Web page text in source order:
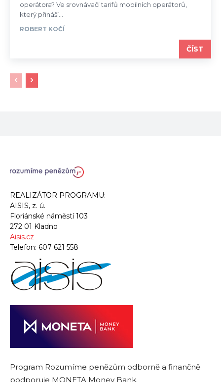
operátora? Ve srovnávači tarifů mobilních operátorů,
který přináší...
ROBERT KOČÍ
ČÍST
REALIZÁTOR PROGRAMU:
AISIS, z. ú.
Floriánské náměstí 103
272 01 Kladno
Aisis.cz
Telefon: 607 621 558
Program Rozumíme penězům odborně a finančně
podporuje MONETA Money Bank.